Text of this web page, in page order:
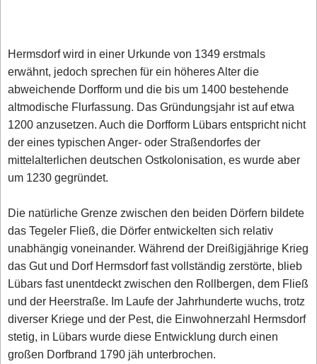
Hermsdorf wird in einer Urkunde von 1349 erstmals
erwähnt, jedoch sprechen für ein höheres Alter die
abweichende Dorfform und die bis um 1400 bestehende
altmodische Flurfassung. Das Gründungsjahr ist auf etwa
1200 anzusetzen. Auch die Dorfform Lübars entspricht nicht
der eines typischen Anger- oder Straßendorfes der
mittelalterlichen deutschen Ostkolonisation, es wurde aber
um 1230 gegründet.
Die natürliche Grenze zwischen den beiden Dörfern bildete
das Tegeler Fließ, die Dörfer entwickelten sich relativ
unabhängig voneinander. Während der Dreißigjährige Krieg
das Gut und Dorf Hermsdorf fast vollständig zerstörte, blieb
Lübars fast unentdeckt zwischen den Rollbergen, dem Fließ
und der Heerstraße. Im Laufe der Jahrhunderte wuchs, trotz
diverser Kriege und der Pest, die Einwohnerzahl Hermsdorf
stetig, in Lübars wurde diese Entwicklung durch einen
großen Dorfbrand 1790 jäh unterbrochen.